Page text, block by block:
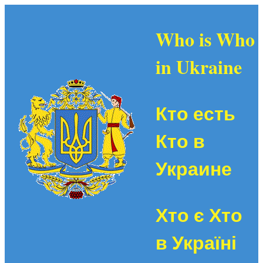
Who is Who
in Ukraine
Кто есть
Кто в
Украине
Хто є Хто
в Україні